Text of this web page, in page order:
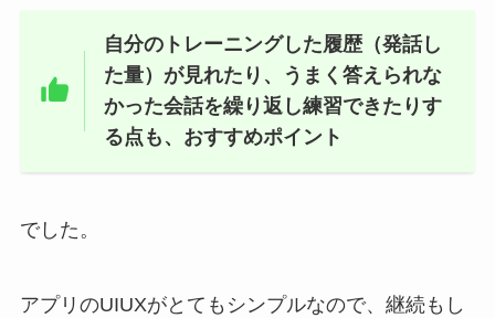
自分のトレーニングした履歴（発話し
た量）が見れたり、うまく答えられな
かった会話を繰り返し練習できたりす
る点も、おすすめポイント
でした。
アプリのUIUXがとてもシンプルなので、継続もし